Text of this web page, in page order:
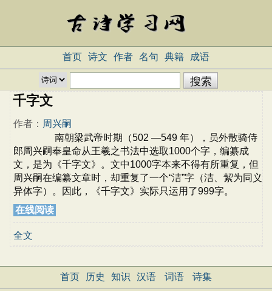
首页 诗文 作者 名句 典籍 成语
千字文
作者： 周兴嗣
南朝梁武帝时期（502 —549 年），员外散骑侍
郎周兴嗣奉皇命从王羲之书法中选取1000个字，编纂成
文，是为《千字文》。文中1000字本来不得有所重复，但
周兴嗣在编纂文章时，却重复了一个“洁”字（洁、絜为同义
异体字）。因此，《千字文》实际只运用了999字。
在线阅读
全文
首页 历史 知识 汉语 词语 诗集